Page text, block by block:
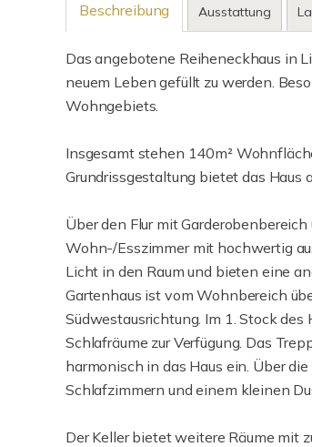
Beschreibung Ausstattung
Das angebotene Reiheneckhaus in
neuem Leben gefüllt zu werden.
Wohngebiets.
Insgesamt stehen 140m²
Grundrissgestaltung bietet das Haus
Über den Flur mit
Wohn-/Esszimmer mit hochwertig
Licht in den Raum und bieten eine
Gartenhaus ist vom Wohnbereich
Südwestausrichtung. Im 1. Stock
Schlafräume zur Verfügung. Das
harmonisch in das Haus ein. Über
Schlafzimmern und einem kleinen
Der Keller bietet weitere Räume mit